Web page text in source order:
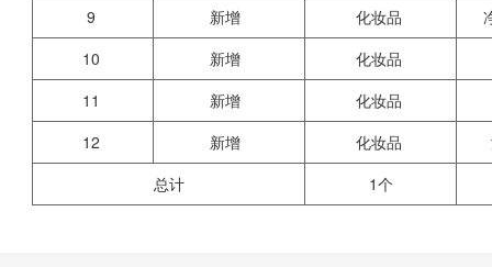
9
新增 化妆品
10
新增
化妆品
11
新增
化妆品
12
新增 化妆品
总计
1个